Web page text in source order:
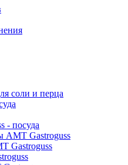
соли и перца
- посуда
AMT Gastroguss
Gastroguss